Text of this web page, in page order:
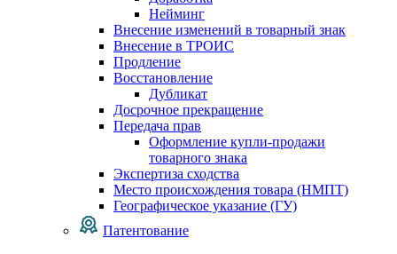
Нейминг
Внесение изменений в товарный знак
Внесение в ТРОИС
Продление
Восстановление
Дубликат
Досрочное прекращение
Передача прав
Оформление купли-продажи
товарного знака
Экспертиза сходства
Место происхождения товара (НМПТ)
Географическое указание (ГУ)
Патентование